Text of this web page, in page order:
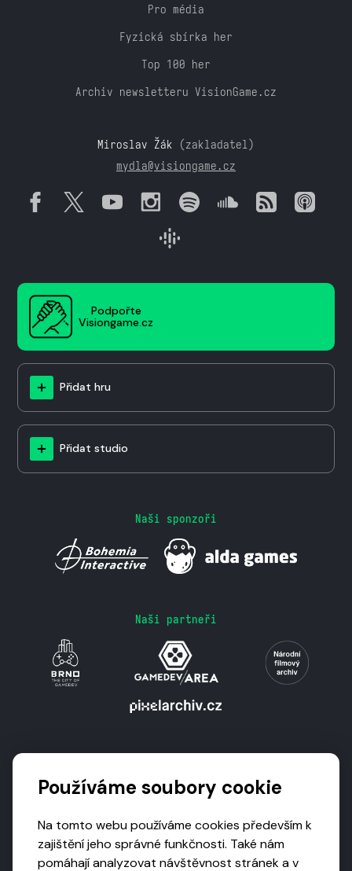
Pro média
Fyzická sbírka her
Top 100 her
Archiv newsletteru VisionGame.cz
Miroslav Žák (zakladatel)
mydla@visiongame.cz
Podpořte
Visiongame.cz
Přidat hru
Přidat studio
Naši sponzoři
Naši partneři
Používáme soubory cookie
Na tomto webu používáme cookies především k
zajištění jeho správné funkčnosti. Také nám
pomáhají analyzovat návštěvnost stránek a v